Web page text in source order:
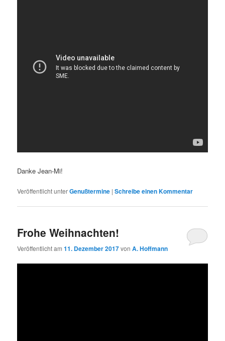
Danke Jean-Mi!
Veröffentlicht unterGenußtermine |Schreibe einen Kommentar
Frohe Weihnachten!
Veröffentlicht am11. Dezember 2017vonA. Hoffmann